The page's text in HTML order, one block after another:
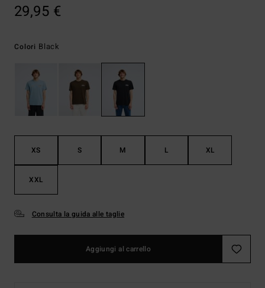
29,95 €
Colori Black
XS S M L XL
XXL
Consulta la guida alle taglie
Aggiungi al carrello